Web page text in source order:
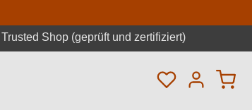
Trusted Shop (geprüft und zertifiziert)
Du hast 0